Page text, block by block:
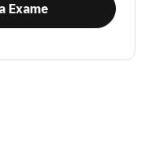
Exame